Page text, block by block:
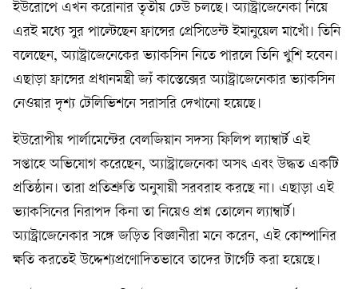
ইউরোপে এখন করোনার তৃতীয় ঢেউ চলছে। অ্যাস্ট্রাজেনেকা নিয়ে
এরই মধ্যে সুর পাল্টেছেন ফ্রান্সের প্রেসিডেন্ট ইমানুয়েল মাখোঁ। তিনি
বলেছেন, অ্যাস্ট্রাজেনেকের ভ্যাকসিন নিতে পারলে তিনি খুশি হবেন।
এছাড়া ফ্রান্সের প্রধানমন্ত্রী জ্যঁ কাস্তেক্সের অ্যাস্ট্রাজেনেকার ভ্যাকসিন
নেওয়ার দৃশ্য টেলিভিশনে সরাসরি দেখানো হয়েছে।
ইউরোপীয় পার্লামেন্টের বেলজিয়ান সদস্য ফিলিপ ল্যাম্বার্ট এই
সপ্তাহে অভিযোগ করেছেন, অ্যাস্ট্রাজেনেকা অসৎ এবং উদ্ধত একটি
প্রতিষ্ঠান। তারা প্রতিশ্রুতি অনুযায়ী সরবরাহ করছে না। এছাড়া এই
ভ্যাকসিনের নিরাপদ কিনা তা নিয়েও প্রশ্ন তোলেন ল্যাম্বার্ট।
অ্যাস্ট্রাজেনেকার সঙ্গে জড়িত বিজ্ঞানীরা মনে করেন, এই কোম্পানির
ক্ষতি করতেই উদ্দেশ্যপ্রণোদিতভাবে তাদের টার্গেট করা হয়েছে।